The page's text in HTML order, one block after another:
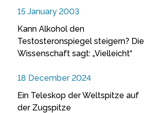
15 January 2003
Kann Alkohol den
Testosteronspiegel steigern? Die
Wissenschaft sagt: „Vielleicht“
18 December 2024
Ein Teleskop der Weltspitze auf
der Zugspitze